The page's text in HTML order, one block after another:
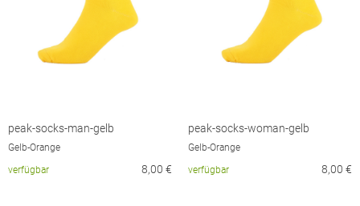
peak-socks-man-gelb
Gelb-Orange
verfügbar
8,00 €
peak-socks-woman-gelb
Gelb-Orange
verfügbar
8,00 €